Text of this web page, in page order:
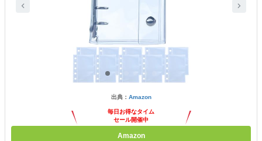
出典： Amazon
毎日お得なタイム
セール開催中
Amazon